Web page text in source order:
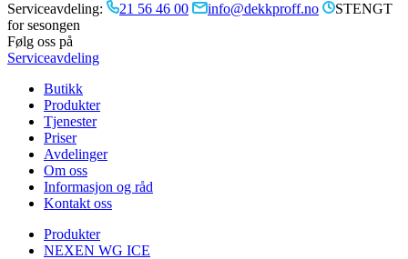
Serviceavdeling: 21 56 46 00 info@dekkproff.no
STENGT
for sesongen
Følg oss på
Serviceavdeling
Butikk
Produkter
Tjenester
Priser
Avdelinger
Om oss
Informasjon og råd
Kontakt oss
Produkter
NEXEN WG ICE